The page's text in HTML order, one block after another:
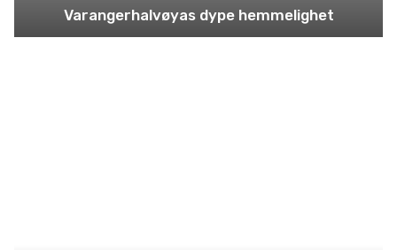
Varangerhalvøyas dype hemmelighet